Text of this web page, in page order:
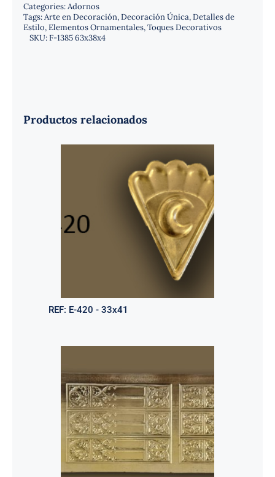
Categories:Adornos
Tags:Arte en Decoración,Decoración Única,Detalles de
Estilo,Elementos Ornamentales,Toques Decorativos
SKU:F-1385 63x38x4
Productos relacionados
REF: E-420 - 33x41